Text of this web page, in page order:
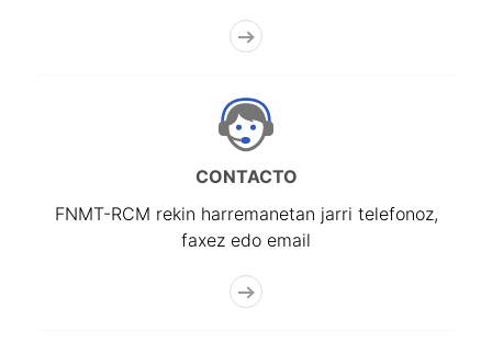
CONTACTO
FNMT-RCM rekin harremanetan jarri telefonoz,
faxez edo email